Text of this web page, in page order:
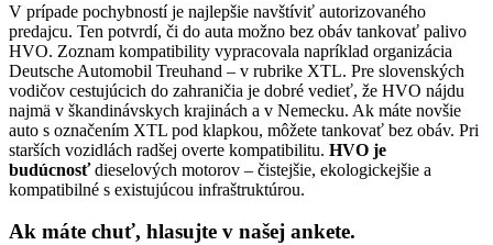
V prípade pochybností je najlepšie navštíviť autorizovaného
predajcu. Ten potvrdí, či do auta možno bez obáv tankovať palivo
HVO. Zoznam kompatibility vypracovala napríklad organizácia
Deutsche Automobil Treuhand – v rubrike XTL. Pre slovenských
vodičov cestujúcich do zahraničia je dobré vedieť, že HVO nájdu
najmä v škandinávskych krajinách a v Nemecku. Ak máte novšie
auto s označením XTL pod klapkou, môžete tankovať bez obáv. Pri
starších vozidlách radšej overte kompatibilitu. HVO je
budúcnosťdieselových motorov – čistejšie, ekologickejšie a
kompatibilné s existujúcou infraštruktúrou.
Ak máte chuť, hlasujte v našej ankete.